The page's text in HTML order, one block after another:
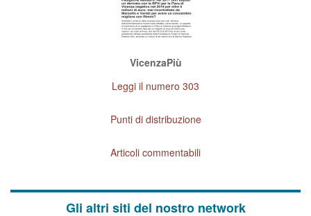
VicenzaPiù
Leggi il numero 303
Punti di distribuzione
Articoli commentabili
Gli altri siti del nostro network